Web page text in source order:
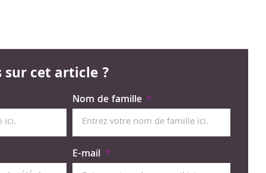
sur cet article ?
Nom de famille
E-mail